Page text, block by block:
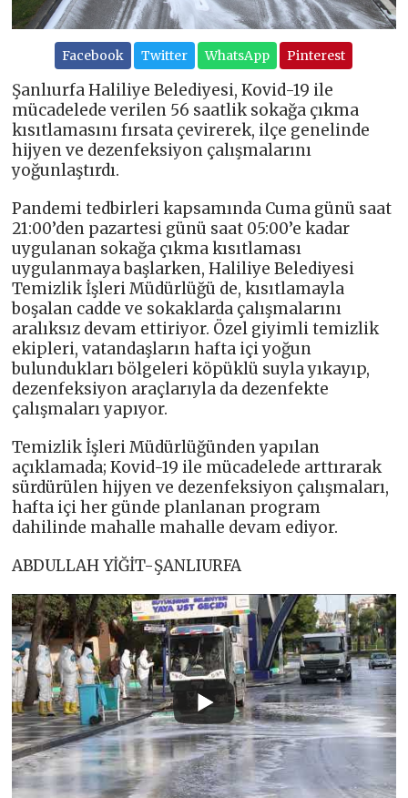
Facebook Twitter WhatsApp Pinterest
Şanlıurfa Haliliye Belediyesi, Kovid-19 ile
mücadelede verilen 56 saatlik sokağa çıkma
kısıtlamasını fırsata çevirerek, ilçe genelinde
hijyen ve dezenfeksiyon çalışmalarını
yoğunlaştırdı.
Pandemi tedbirleri kapsamında Cuma günü saat
21:00’den pazartesi günü saat 05:00’e kadar
uygulanan sokağa çıkma kısıtlaması
uygulanmaya başlarken, Haliliye Belediyesi
Temizlik İşleri Müdürlüğü de, kısıtlamayla
boşalan cadde ve sokaklarda çalışmalarını
aralıksız devam ettiriyor. Özel giyimli temizlik
ekipleri, vatandaşların hafta içi yoğun
bulundukları bölgeleri köpüklü suyla yıkayıp,
dezenfeksiyon araçlarıyla da dezenfekte
çalışmaları yapıyor.
Temizlik İşleri Müdürlüğünden yapılan
açıklamada; Kovid-19 ile mücadelede arttırarak
sürdürülen hijyen ve dezenfeksiyon çalışmaları,
hafta içi her günde planlanan program
dahilinde mahalle mahalle devam ediyor.
ABDULLAH YİĞİT-ŞANLIURFA